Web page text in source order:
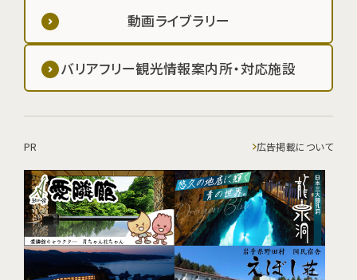
動画ライブラリー
バリアフリー観光情報案内所・対応施設
PR 広告掲載について